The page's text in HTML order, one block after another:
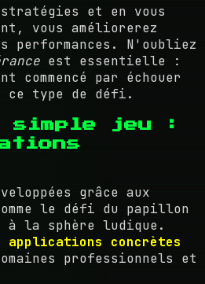
et en vous
vous améliorerez
performances. N'oubliez
est essentielle :
commencé par échouer
ce type de défi.
simple jeu :
grâce aux
le défi du papillon
la sphère ludique.
applications concrètes
professionnels et